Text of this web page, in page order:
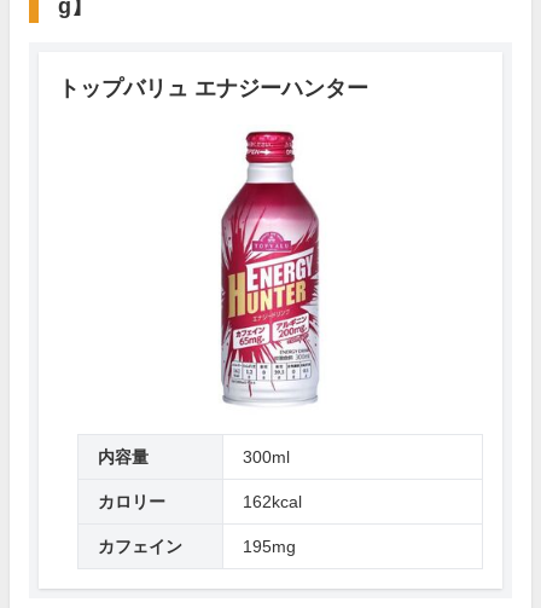
g】
トップバリュ エナジーハンター
内容量 300ml
カロリー 162kcal
カフェイン 195mg